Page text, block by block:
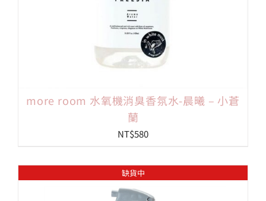
more room 水氧機消臭香氛水-晨曦 – 小蒼
蘭
NT$580
缺貨中